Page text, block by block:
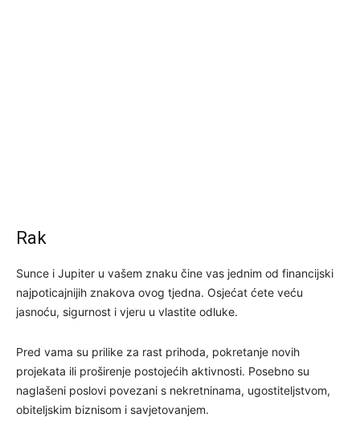
Rak
Sunce i Jupiter u vašem znaku čine vas jednim od financijski
najpoticajnijih znakova ovog tjedna. Osjećat ćete veću
jasnoću, sigurnost i vjeru u vlastite odluke.
Pred vama su prilike za rast prihoda, pokretanje novih
projekata ili proširenje postojećih aktivnosti. Posebno su
naglašeni poslovi povezani s nekretninama, ugostiteljstvom,
obiteljskim biznisom i savjetovanjem.